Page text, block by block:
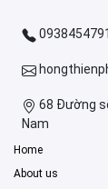
68 Đường
Nam
Home
About us